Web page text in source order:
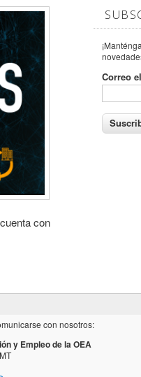
con
Correo
con nosotros:
y Empleo de la OEA